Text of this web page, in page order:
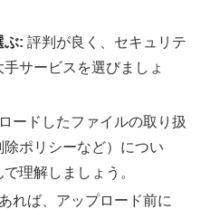
ぶ: 評判が良く、セキュリテ
サービスを選びましょ
ードしたファイルの取り扱
ポリシーなど）につい
理解しましょう。
れば、アップロード前に